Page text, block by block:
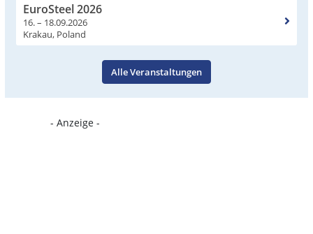
EuroSteel 2026
16. – 18.09.2026
Krakau, Poland
Alle Veranstaltungen
- Anzeige -